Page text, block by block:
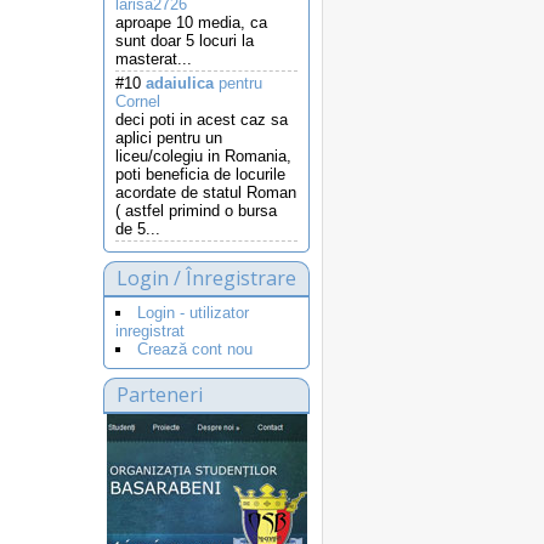
larisa2726
aproape 10 media, ca
sunt doar 5 locuri la
masterat...
#10 adaiulicapentru
Cornel
deci poti in acest caz sa
aplici pentru un
liceu/colegiu in Romania,
poti beneficia de locurile
acordate de statul Roman
( astfel primind o bursa
de 5...
Login / Înregistrare
Login - utilizator
inregistrat
Crează cont nou
Parteneri